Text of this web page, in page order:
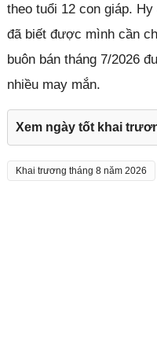
theo tuổi 12 con giáp.
đã biết được mình cần
buôn bán tháng 7/2026
nhiều may mắn.
Xem ngày tốt khai
Khai trương tháng 8 năm 2026